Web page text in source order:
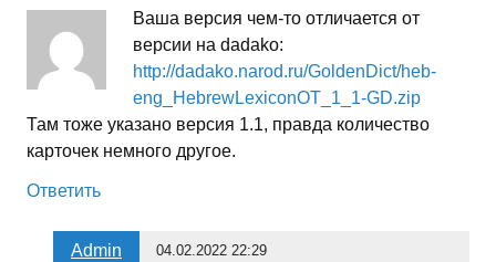
Ваша версия чем-то отличается от
версии на dadako:
http://dadako.narod.ru/GoldenDict/heb-
eng_HebrewLexiconOT_1_1-GD.zip
Там тоже указано версия 1.1, правда количество
карточек немного другое.
Ответить
Admin 04.02.2022 22:29